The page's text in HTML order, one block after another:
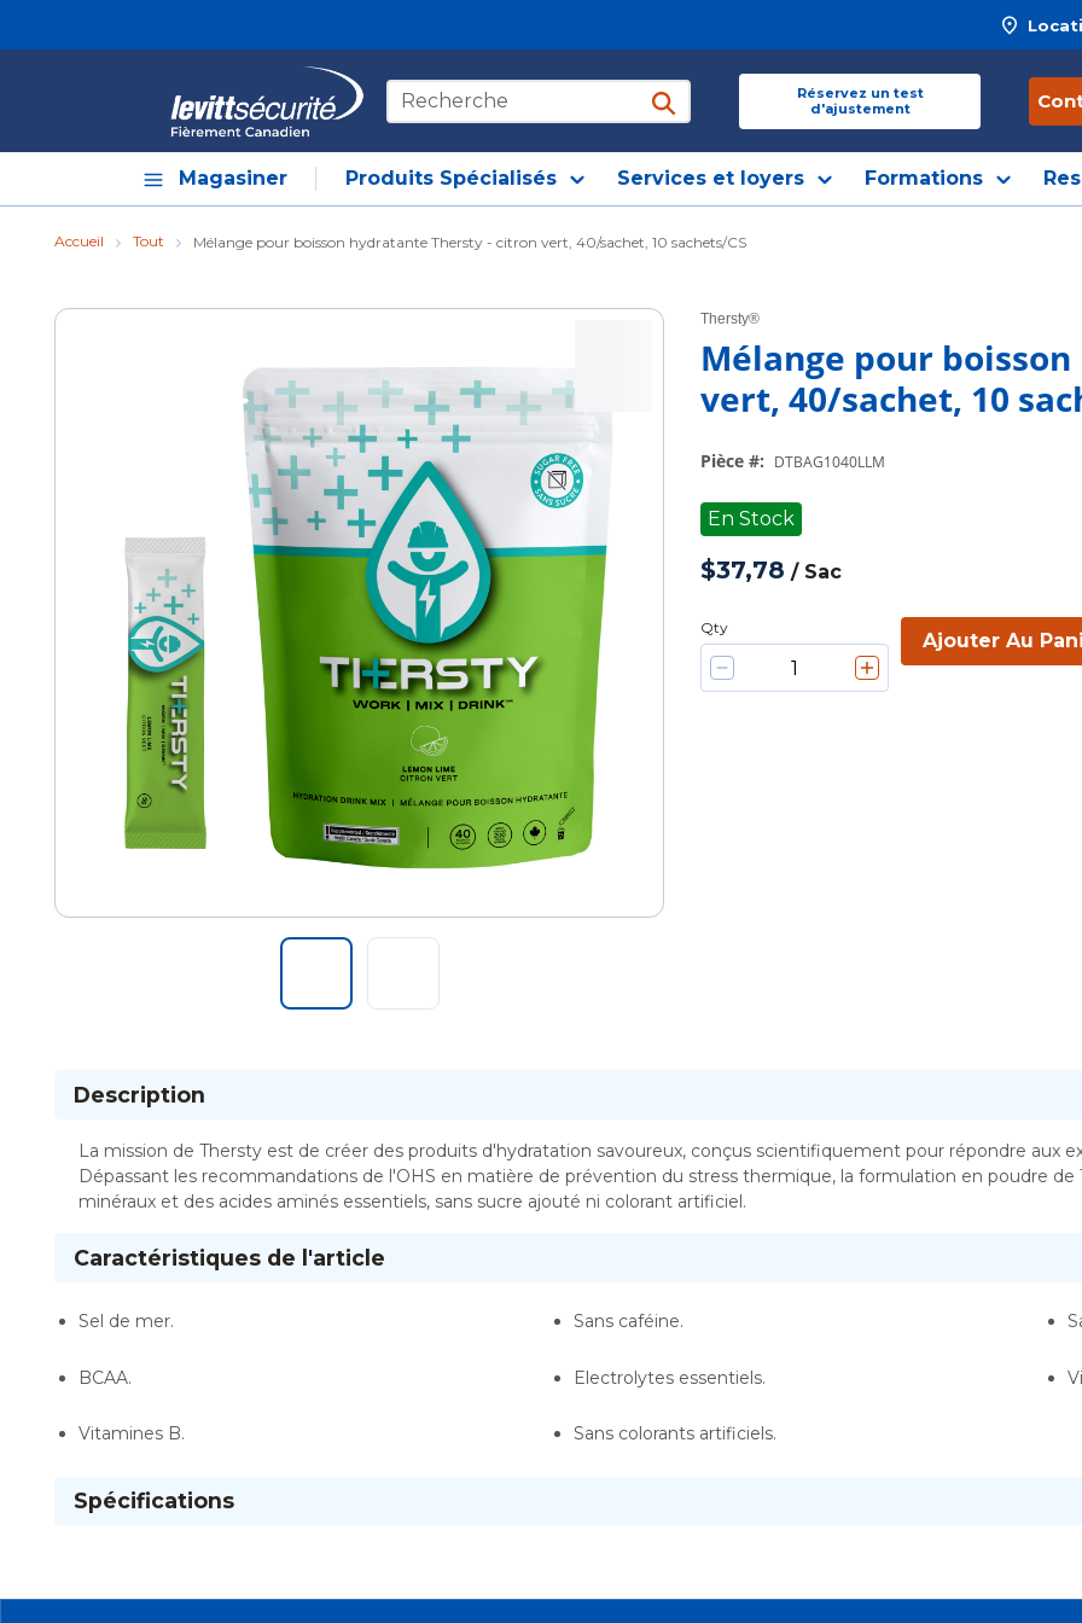
Recherche sur le site
soumettre une recherche
Réservez un test
d'ajustement
Magasiner Produits Spécialisés Services et loyers Formations
Accueil Tout Mélange pour boisson hydratante Thersty - citron vert, 40/sachet, 10 sachets/CS
Thersty®
Mélange pour
vert, 40/sachet, 10
Pièce #: DTBAG1040LLM
En Stock
$37,78 / Sac
Qty
Ajouter Au
Description
La mission de Thersty est de créer des produits d'hydratation savoureux, conçus scientifiquement pour répondre aux
Dépassant les recommandations de l'OHS en matière de prévention du stress thermique, la formulation en poudre
minéraux et des acides aminés essentiels, sans sucre ajouté ni colorant artificiel.
Caractéristiques de l'article
Sel de mer. Sans caféine.
BCAA. Electrolytes essentiels.
Vitamines B. Sans colorants artificiels.
Spécifications